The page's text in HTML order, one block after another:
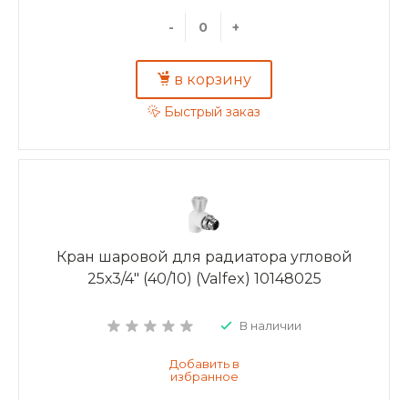
- +
в корзину
Быстрый заказ
Кран шаровой для радиатора угловой
25х3/4" (40/10) (Valfex) 10148025
В наличии